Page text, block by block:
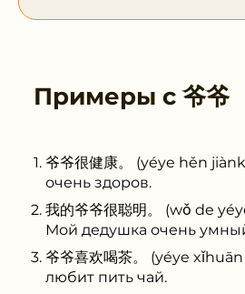
Примеры с爷爷
爷爷很健康。 (yéye hěn
очень здоров.
我的爷爷很聪明。 (wǒ de
Мой дедушка очень
爷爷喜欢喝茶。 (yéye
любит пить чай.